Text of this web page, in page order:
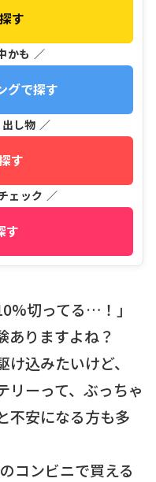
す
かも ／
グで探す
し物 ／
す
ェック ／
す
切ってる…！」
ありますよね？
込みたいけど、
リーって、ぶっちゃ
不安になる方も多
コンビニで買える